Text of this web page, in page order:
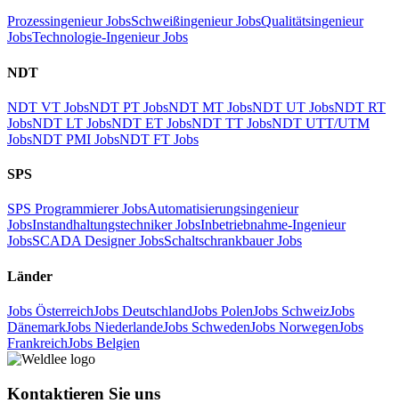
Prozessingenieur JobsSchweißingenieur JobsQualitätsingenieur
JobsTechnologie-Ingenieur Jobs
NDT
NDT VT JobsNDT PT JobsNDT MT JobsNDT UT JobsNDT RT
JobsNDT LT JobsNDT ET JobsNDT TT JobsNDT UTT/UTM
JobsNDT PMI JobsNDT FT Jobs
SPS
SPS Programmierer JobsAutomatisierungsingenieur
JobsInstandhaltungstechniker JobsInbetriebnahme-Ingenieur
JobsSCADA Designer JobsSchaltschrankbauer Jobs
Länder
Jobs ÖsterreichJobs DeutschlandJobs PolenJobs SchweizJobs
DänemarkJobs NiederlandeJobs SchwedenJobs NorwegenJobs
FrankreichJobs Belgien
Kontaktieren Sie uns